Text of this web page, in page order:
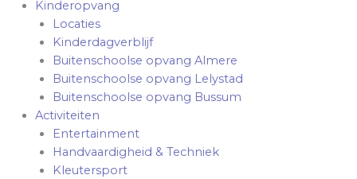
Kinderopvang
Locaties
Kinderdagverblijf
Buitenschoolse opvang Almere
Buitenschoolse opvang Lelystad
Buitenschoolse opvang Bussum
Activiteiten
Entertainment
Handvaardigheid & Techniek
Kleutersport